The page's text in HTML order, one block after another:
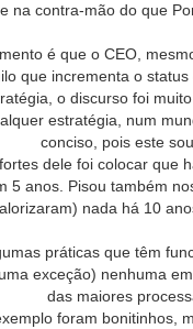
na contra-mão do que
é que o CEO,
que incrementa o
o discurso foi
estratégia, num
conciso, pois este
dele foi colocar que
5 anos. Pisou também
nada há 10
práticas que têm
exceção) nenhuma
das maiores
foram bonitinhos,